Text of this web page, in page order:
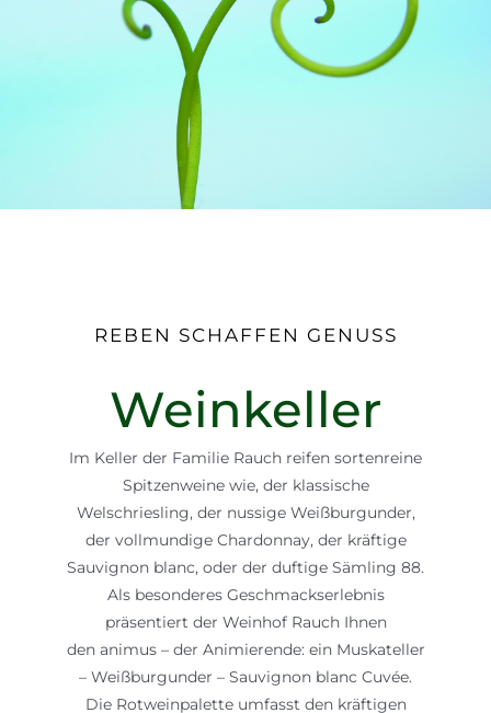
REBEN SCHAFFEN GENUSS
Weinkeller
Im Keller der Familie Rauch reifen sortenreine
Spitzenweine wie, der klassische
Welschriesling, der nussige Weißburgunder,
der vollmundige Chardonnay, der kräftige
Sauvignon blanc, oder der duftige Sämling 88.
Als besonderes Geschmackserlebnis
präsentiert der Weinhof Rauch Ihnen
den animus – der Animierende: ein Muskateller
– Weißburgunder – Sauvignon blanc Cuvée.
Die Rotweinpalette umfasst den kräftigen